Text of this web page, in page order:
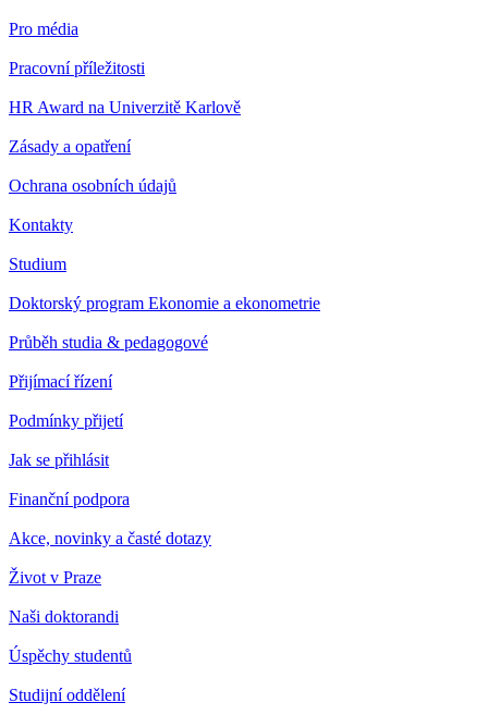
Pro média
Pracovní příležitosti
HR Award na Univerzitě Karlově
Zásady a opatření
Ochrana osobních údajů
Kontakty
Studium
Doktorský program Ekonomie a ekonometrie
Průběh studia & pedagogové
Přijímací řízení
Podmínky přijetí
Jak se přihlásit
Finanční podpora
Akce, novinky a časté dotazy
Život v Praze
Naši doktorandi
Úspěchy studentů
Studijní oddělení